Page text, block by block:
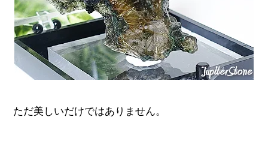
ただ美しいだけではありません。